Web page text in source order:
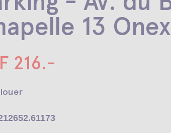
13 Onex
216.-
louer